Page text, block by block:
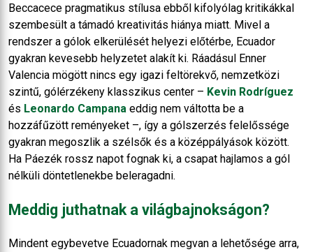
Beccacece pragmatikus stílusa ebből kifolyólag kritikákkal
szembesült a támadó kreativitás hiánya miatt. Mivel a
rendszer a gólok elkerülését helyezi előtérbe, Ecuador
gyakran kevesebb helyzetet alakít ki. Ráadásul Enner
Valencia mögött nincs egy igazi feltörekvő, nemzetközi
szintű, gólérzékeny klasszikus center – Kevin Rodríguez
és Leonardo Campana eddig nem váltotta be a
hozzáfűzött reményeket –, így a gólszerzés felelőssége
gyakran megoszlik a szélsők és a középpályások között.
Ha Páezék rossz napot fognak ki, a csapat hajlamos a gól
nélküli döntetlenekbe beleragadni.
Meddig juthatnak a világbajnokságon?
Mindent egybevetve Ecuadornak megvan a lehetősége arra,